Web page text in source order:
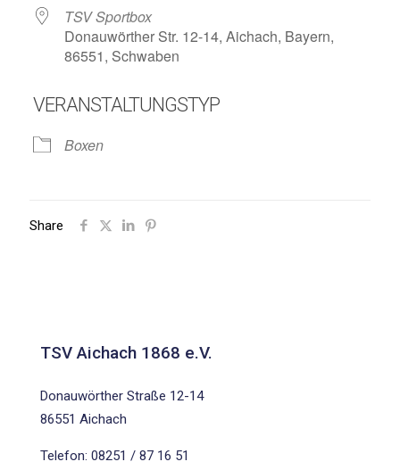
TSV Sportbox
Donauwörther Str. 12-14, Aichach, Bayern,
86551, Schwaben
VERANSTALTUNGSTYP
Boxen
Share
TSV Aichach 1868 e.V.
Donauwörther Straße 12-14
86551 Aichach
Telefon: 08251 / 87 16 51